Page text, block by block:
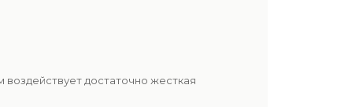
достаточно жесткая